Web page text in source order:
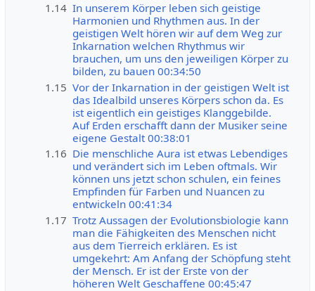
1.14 In unserem Körper leben sich geistige
Harmonien und Rhythmen aus. In der
geistigen Welt hören wir auf dem Weg zur
Inkarnation welchen Rhythmus wir
brauchen, um uns den jeweiligen Körper zu
bilden, zu bauen 00:34:50
1.15 Vor der Inkarnation in der geistigen Welt ist
das Idealbild unseres Körpers schon da. Es
ist eigentlich ein geistiges Klanggebilde.
Auf Erden erschafft dann der Musiker seine
eigene Gestalt 00:38:01
1.16 Die menschliche Aura ist etwas Lebendiges
und verändert sich im Leben oftmals. Wir
können uns jetzt schon schulen, ein feines
Empfinden für Farben und Nuancen zu
entwickeln 00:41:34
1.17 Trotz Aussagen der Evolutionsbiologie kann
man die Fähigkeiten des Menschen nicht
aus dem Tierreich erklären. Es ist
umgekehrt: Am Anfang der Schöpfung steht
der Mensch. Er ist der Erste von der
höheren Welt Geschaffene 00:45:47